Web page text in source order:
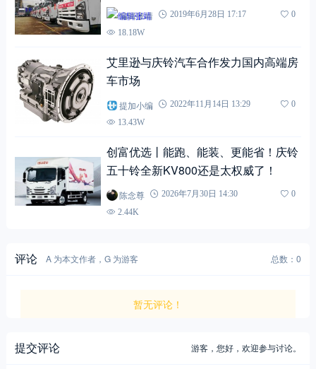
编辑张靖 2019年6月28日 17:17
0
18.18W
艾里逊与庆铃汽车合作发力国内高端房
车市场
提加小编 2022年11月14日 13:29
0
13.43W
创富优选丨能跑、能装、更能省！庆铃
五十铃全新KV800还是太权威了！
陈念尊 2026年7月30日 14:30
0
2.44K
评论 A 为本文作者，G 为游客 总数：0
暂无评论！
提交评论 游客，您好，欢迎参与讨论。